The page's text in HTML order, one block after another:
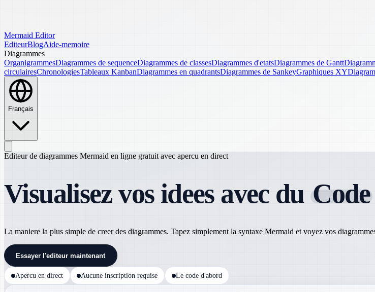
Mermaid Editor
EditeurBlogAide-memoire
Diagrammes
OrganigrammesDiagrammes de sequenceDiagrammes de classesDiagrammes d'etatsDiagrammes de Gantt
circulairesChronologiesTableaux KanbanDiagrammes en quadrantsDiagrammes de SankeyGraphiques XY
Français
Editeur de diagrammes Mermaid en ligne gratuit avec apercu en direct
Visualisez vos idees avec du Code
La maniere la plus simple de creer des diagrammes. Tapez simplement la syntaxe Mermaid et voyez vos
Essayer l'editeur maintenant
Apercu en direct Aucune inscription requise Le code d'abord